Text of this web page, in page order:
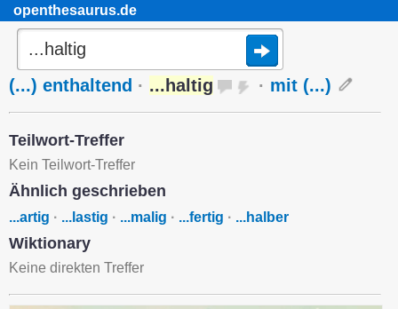
openthesaurus.de
(...) enthaltend · ...haltig · mit (...)
Teilwort-Treffer
Kein Teilwort-Treffer
Ähnlich geschrieben
...artig · ...lastig · ...malig · ...fertig · ...halber
Wiktionary
Keine direkten Treffer